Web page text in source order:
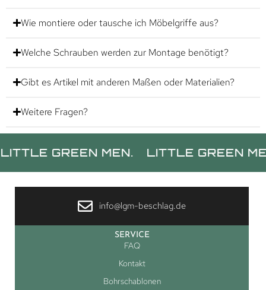
Wie montiere oder tausche ich Möbelgriffe aus?
Welche Schrauben werden zur Montage benötigt?
Gibt es Artikel mit anderen Maßen oder Materialien?
Weitere Fragen?
GREEN MEN. LITTLE GREEN MEN.
info@lgm-beschlag.de
SERVICE
FAQ
Kontakt
Bohrschablonen